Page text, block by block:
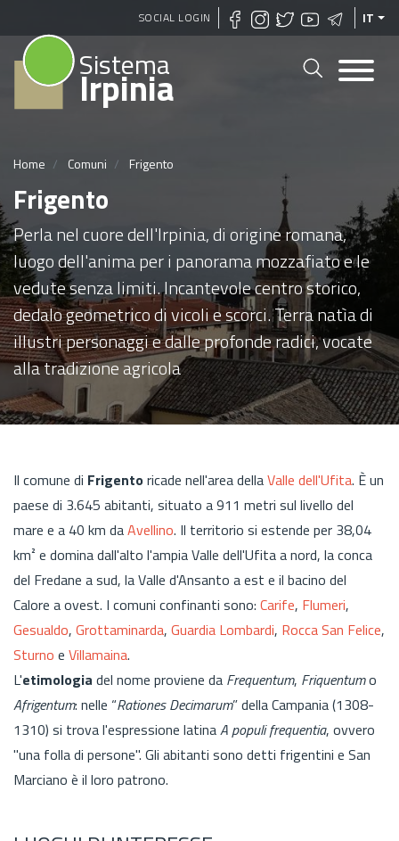
Salta
al
SOCIAL LOGIN IT
Sistema
Irpinia
Home Comuni Frigento
Frigento
Perla nel cuore dell'Irpinia, di origine romana,
luogo dell'anima per i panorama mozzafiato e le
vedute senza limiti. Incantevole centro storico,
dedalo geometrico di vicoli e scorci. Terra natìa di
illustri personaggi e dalle profonde radici, vocate
alla tradizione agricola
Il comune di Frigentoricade nell'area dellaValle dell'Ufita. È un
paese di 3.645 abitanti, situato a 911 metri sul livello del
mare e a 40 km daAvellino. Il territorio si estende per 38,04
km² e domina dall'alto l'ampia Valle dell'Ufita a nord, la conca
del Fredane a sud, la Valle d'Ansanto a est e il bacino del
Calore a ovest. I comuni confinanti sono: Carife, Flumeri,
Gesualdo, Grottaminarda, Guardia Lombardi, Rocca San Felice,
Sturno e Villamaina.
L'etimologia del nome proviene da Frequentum, Friquentumo
Afrigentum: nelle “Rationes Decimarum” della Campania (1308-
1310) si trova l'espressione latinaA populi frequentia, ovvero
"una folla di persone". Gli abitanti sono detti frigentini e San
Marciano è il loro patrono.